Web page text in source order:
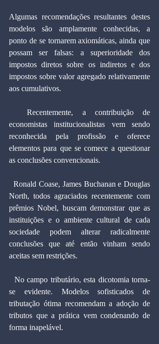
Algumas recomendações resultantes destes
modelos são amplamente conhecidas, a
ponto de se tornarem axiomáticas, ainda que
possam ser falsas: a superioridade dos
impostos diretos sobre os indiretos e dos
impostos sobre valor agregado relativamente
aos cumulativos.
  Recentemente, a contribuição de
economistas institucionalistas vem sendo
reconhecida pela profissão e oferece
elementos para que se comece a questionar
as conclusões convencionais.
  Ronald Coase, James Buchanan e Douglas
North, todos agraciados recentemente com
prêmios Nobel, buscam demonstrar que as
instituições e o ambiente cultural de cada
sociedade podem alterar radicalmente
conclusões que até então vinham sendo
aceitas sem restrições.
se evidente. Modelos sofisticados de
tributação ótima recomendam a adoção de
tributos que a prática vem condenando de
forma inapelável.